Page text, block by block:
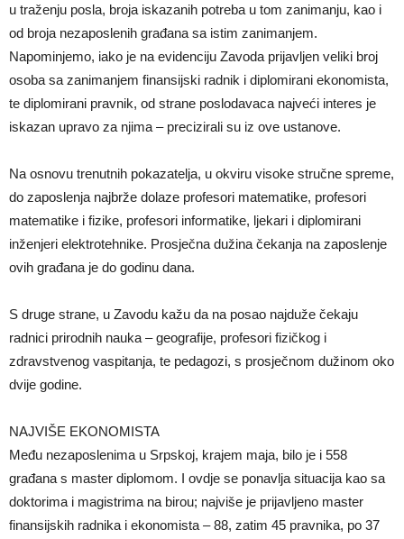
u traženju posla, broja iskazanih potreba u tom zanimanju, kao i
od broja nezaposlenih građana sa istim zanimanjem.
Napominjemo, iako je na evidenciju Zavoda prijavljen veliki broj
osoba sa zanimanjem finansijski radnik i diplomirani ekonomista,
te diplomirani pravnik, od strane poslodavaca najveći interes je
iskazan upravo za njima – precizirali su iz ove ustanove.
Na osnovu trenutnih pokazatelja, u okviru visoke stručne spreme,
do zaposlenja najbrže dolaze profesori matematike, profesori
matematike i fizike, profesori informatike, ljekari i diplomirani
inženjeri elektrotehnike. Prosječna dužina čekanja na zaposlenje
ovih građana je do godinu dana.
S druge strane, u Zavodu kažu da na posao najduže čekaju
radnici prirodnih nauka – geografije, profesori fizičkog i
zdravstvenog vaspitanja, te pedagozi, s prosječnom dužinom oko
dvije godine.
NAJVIŠE EKONOMISTA
Među nezaposlenima u Srpskoj, krajem maja, bilo je i 558
građana s master diplomom. I ovdje se ponavlja situacija kao sa
doktorima i magistrima na birou; najviše je prijavljeno master
finansijskih radnika i ekonomista – 88, zatim 45 pravnika, po 37